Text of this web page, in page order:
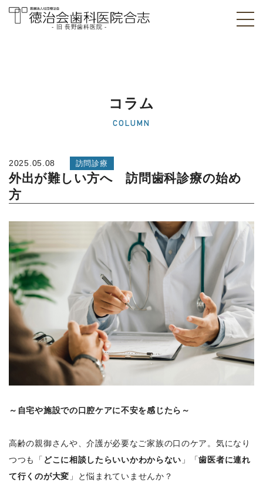
医院]｜熊本県合志
- 旧 長野歯科医院 -
コラム
COLUMN
2025.05.08 訪問診療
外出が難しい方へ 訪問歯科診療の始め
方
～自宅や施設での口腔ケアに不安を感じたら～
高齢の親御さんや、介護が必要なご家族の口のケア。気になり
つつも「 どこに相談したらいいかわからない 」「歯医者に連れ
て行くのが大変 」と悩まれていませんか？